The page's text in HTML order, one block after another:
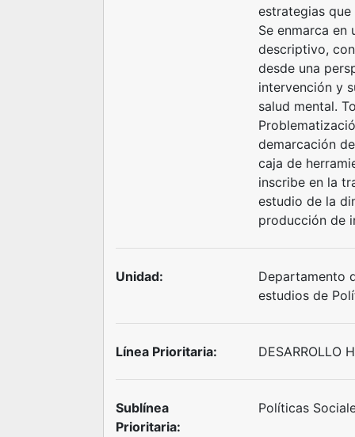
estrategias
Se enmarca
descriptivo,
desde una
intervención y
salud mental.
demarcación
caja de
inscribe en la
estudio de la
producción de
Unidad:
Departamento
estudios de
Línea Prioritaria: DESARROLLO
Sublínea
Prioritaria:
Políticas